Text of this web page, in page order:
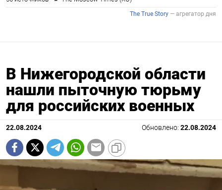
В Нижегородской области
нашли пыточную тюрьму
для российских военных
22.08.2024 Обновлено: 22.08.2024